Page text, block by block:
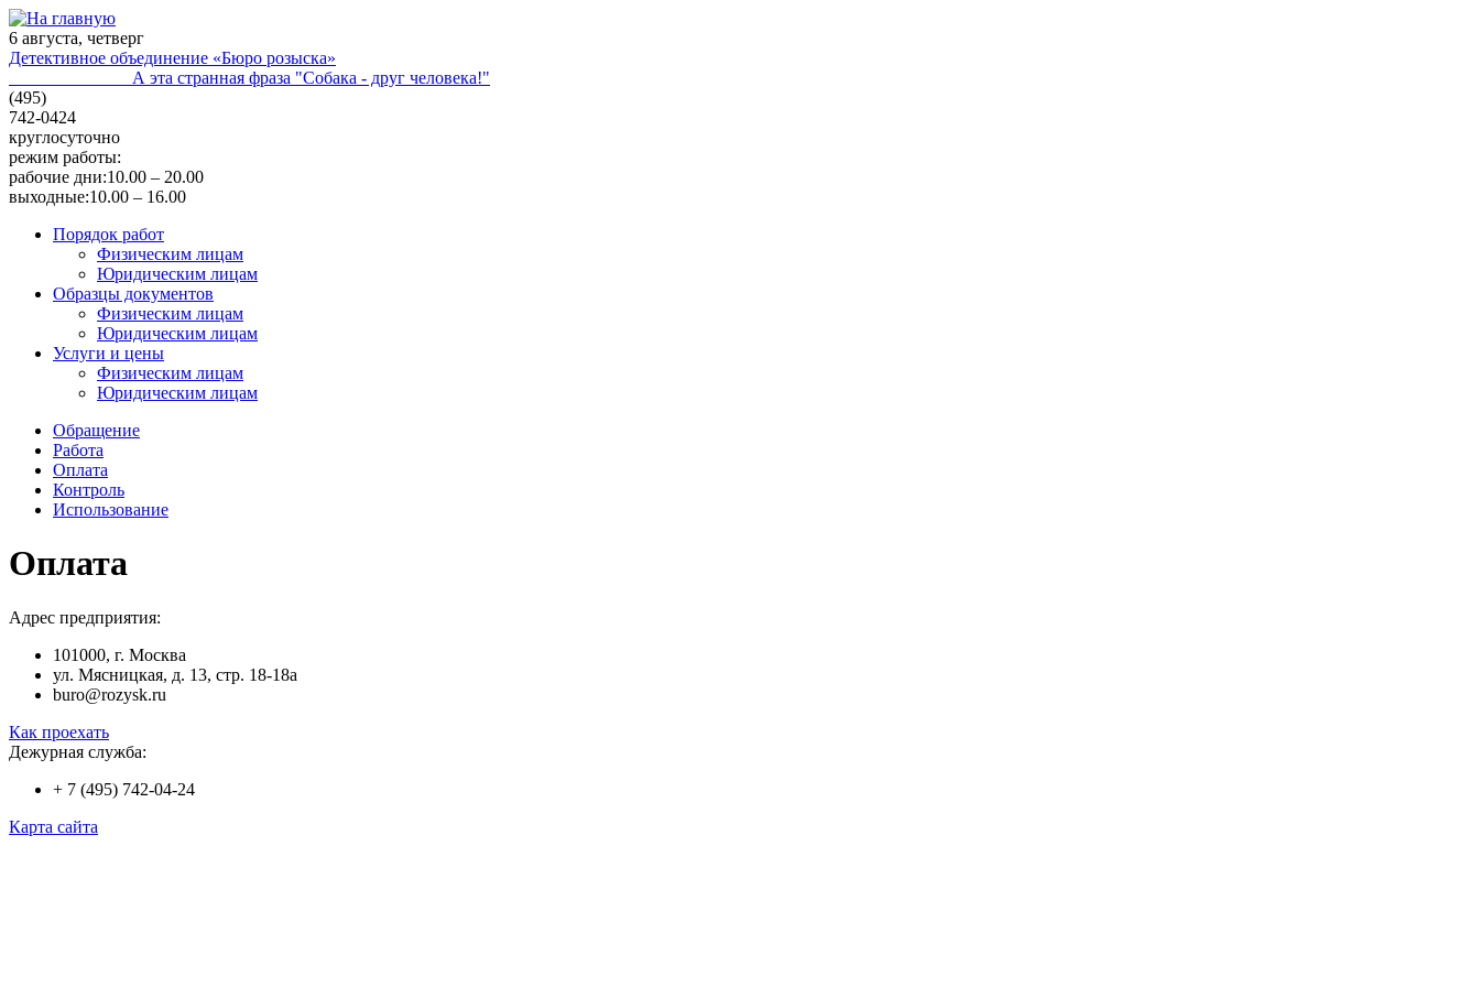
6 августа, четверг
Детективное объединение «Бюро розыска»
А эта странная фраза "Собака - друг человека!"
(495)
742-0424
круглосуточно
режим работы:
рабочие дни:10.00 – 20.00
выходные:10.00 – 16.00
Порядок работ
Физическим лицам
Юридическим лицам
Образцы документов
Физическим лицам
Юридическим лицам
Услуги и цены
Физическим лицам
Юридическим лицам
Обращение
Работа
Оплата
Контроль
Использование
Оплата
Адрес предприятия:
101000, г. Москва
ул. Мясницкая, д. 13, стр. 18-18а
buro@rozysk.ru
Как проехать
Дежурная служба:
+ 7 (495) 742-04-24
Карта сайта